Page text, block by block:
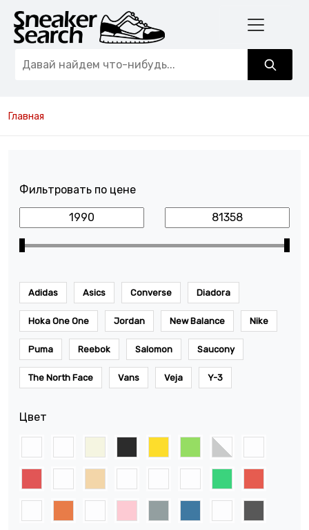
Главная
Фильтровать по цене
Adidas Asics Converse Diadora
Hoka One One Jordan New Balance Nike
Puma Reebok Salomon Saucony
The North Face Vans Veja Y-3
Цвет